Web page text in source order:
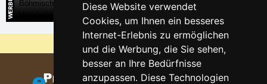
Diese Website verwendet
Cookies, um Ihnen ein besseres
Internet-Erlebnis zu ermöglichen
und die Werbung, die Sie sehen,
besser an Ihre Bedürfnisse
anzupassen. Diese Technologien
Direkte Kontakte auf die Unterkunft
Warum sind unsere Server am billigsten?